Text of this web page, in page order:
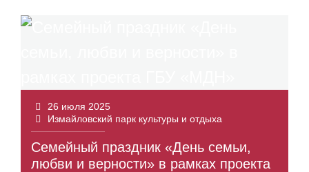
26 июля 2025
Измайловский парк культуры и отдыха
Семейный праздник «День семьи,
любви и верности» в рамках проекта